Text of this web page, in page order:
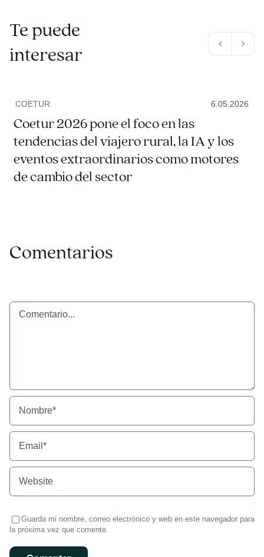
Te puede
interesar
COETUR 6.05.2026
Coetur 2026 pone el foco en las
tendencias del viajero rural, la IA y los
eventos extraordinarios como motores
de cambio del sector
Comentarios
Comentario
Guarda mi nombre, correo electrónico y web en este navegador para
la próxima vez que comente.